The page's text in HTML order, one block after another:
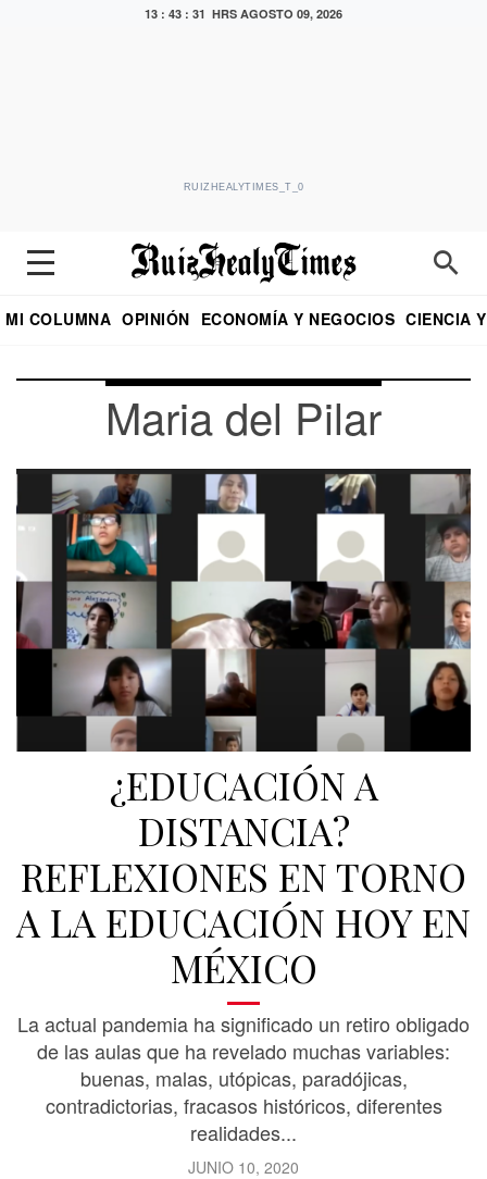
13 : 43 : 32 HRS AGOSTO 09, 2026
RUIZHEALYTIMES_T_0
MI COLUMNA OPINIÓN ECONOMÍA Y NEGOCIOS CIENCIA
Maria del Pilar
¿EDUCACIÓN A
DISTANCIA?
REFLEXIONES EN TORNO
A LA EDUCACIÓN HOY EN
MÉXICO
La actual pandemia ha significado un retiro obligado
de las aulas que ha revelado muchas variables:
buenas, malas, utópicas, paradójicas,
contradictorias, fracasos históricos, diferentes
realidades...
JUNIO 10, 2020